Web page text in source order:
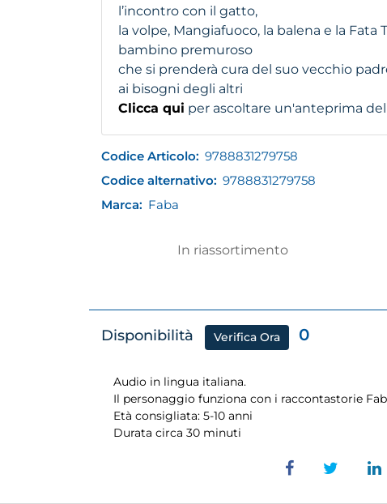
l’incontro con il gatto,
la volpe, Mangiafuoco, la balena e la
bambino premuroso
che si prenderà cura del suo vecchio
ai bisogni degli altri
Clicca qui per ascoltare un'anteprima
Codice Articolo: 9788831279758
Codice alternativo: 9788831279758
Marca: Faba
In riassortimento
Disponibilità Verifica Ora 0
Audio in lingua italiana.
Il personaggio funziona con i raccontastorie
Età consigliata: 5-10 anni
Durata circa 30 minuti